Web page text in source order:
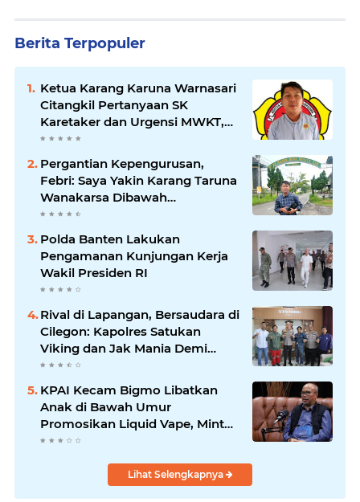
Berita Terpopuler
Ketua Karang Karuna Warnasari
Citangkil Pertanyaan SK
Karetaker dan Urgensi MWKT,
Saat Suasana Berduka
Pergantian Kepengurusan,
Febri: Saya Yakin Karang Taruna
Wanakarsa Dibawah
Kepemimpinan Bung Entus
Polda Banten Lakukan
Pengamanan Kunjungan Kerja
Wakil Presiden RI
Rival di Lapangan, Bersaudara di
Cilegon: Kapolres Satukan
Viking dan Jak Mania Demi
Nobar Damai Piala Presiden
KPAI Kecam Bigmo Libatkan
Anak di Bawah Umur
Promosikan Liquid Vape, Minta
Aparat Bertindak Tegas
Lihat Selengkapnya